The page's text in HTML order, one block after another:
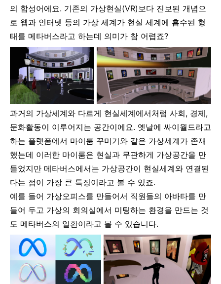
의 합성어에요. 기존의 가상현실(VR)보다 진보된 개념으
로 웹과 인터넷 등의 가상 세계가 현실 세계에 흡수된 형
태를 메타버스라고 하는데 의미가 참 어렵죠?
과거의 가상세계와 다르게 현실세계에서처럼 사회, 경제,
문화활동이 이루어지는 공간이에요. 옛날에 싸이월드라고
하는 플랫폼에서 마이룸 꾸미기와 같은 가상세계가 존재
했는데 이러한 마이룸은 현실과 무관하게 가상공간을 만
들었지만 메타버스에서는 가상공간이 현실세계와 연결된
다는 점이 가장 큰 특징이라고 볼 수 있죠.
예를 들어 가상오피스를 만들어서 직원들의 아바타를 만
들어 두고 가상의 회의실에서 미팅하는 환경을 만드는 것
도 메타버스의 일환이라고 볼 수 있습니다.